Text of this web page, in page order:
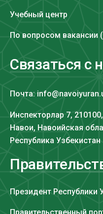
Учебный центр
По вопросом вакансии
Связаться с
Почта:
Инспекторлар 7,
Навои, Навоийская
Республика Узбекистан
Президент Республики